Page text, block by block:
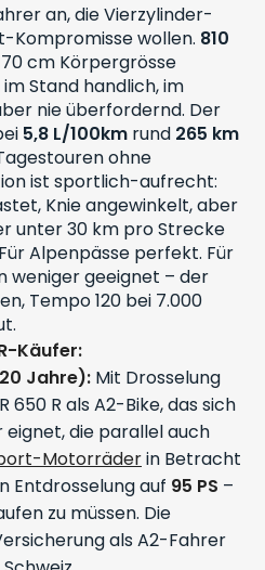
an, die Vierzylinder-
Kompromisse wollen. 810
cm Körpergrösse
im Stand handlich, im
nie überfordernd. Der
5,8 L/100km rund 265 km
ohne
ist sportlich-aufrecht:
Knie angewinkelt, aber
unter 30 km pro Strecke
Alpenpässe perfekt. Für
geeignet – der
Tempo 120 bei 7.000
Käufer:
Jahre): Mit Drosselung
650 R als A2-Bike, das sich
eignet, die parallel auch
Motorräderin Betracht
Entdrosselung auf 95 PS –
zu müssen. Die
als A2-Fahrer